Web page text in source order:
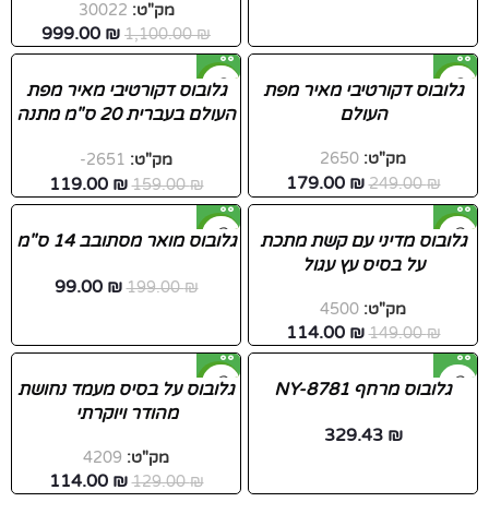
מק"ט: 30022
1,100.00₪
999.00 ₪
-28%
גלובוס דקורטיבי מאיר מפת
העולם
מק"ט: 2650
249.00₪
179.00 ₪
-25%
גלובוס דקורטיבי מאיר מפת
העולם בעברית 20 ס"מ מתנה
מק"ט: 2651-
159.00₪
119.00 ₪
-23%
גלובוס מדיני עם קשת מתכת
על בסיס עץ עגול
מק"ט: 4500
149.00₪
114.00 ₪
-50%
גלובוס מואר מסתובב 14 ס"מ
199.00₪
99.00 ₪
גלובוס מרחף NY-8781
329.43 ₪
-12%
גלובוס על בסיס מעמד נחושת
מהודר ויוקרתי
מק"ט: 4209
129.00₪
114.00 ₪